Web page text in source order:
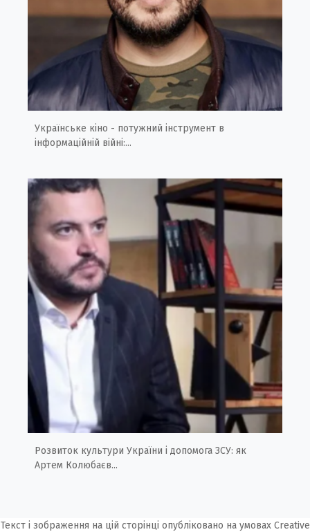
Українське кіно - потужний інструмент в
інформаційній війні:...
Розвиток культури України і допомога ЗСУ: як
Артем Колюбаєв...
Текст і зображення на цій сторінці опубліковано на умовах Creative